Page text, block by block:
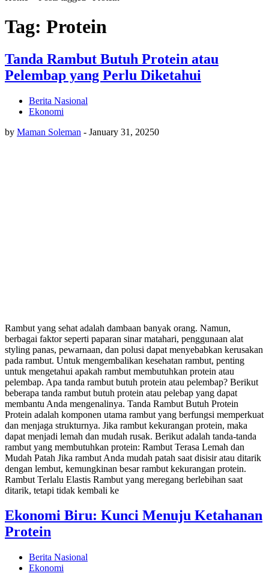
Tag: Protein
Tanda Rambut Butuh Protein atau
Pelembap yang Perlu Diketahui
Berita Nasional
Ekonomi
by Maman Soleman - January 31, 20250
Rambut yang sehat adalah dambaan banyak orang. Namun,
berbagai faktor seperti paparan sinar matahari, penggunaan alat
styling panas, pewarnaan, dan polusi dapat menyebabkan kerusakan
pada rambut. Untuk mengembalikan kesehatan rambut, penting
untuk mengetahui apakah rambut membutuhkan protein atau
pelembap. Apa tanda rambut butuh protein atau pelembap? Berikut
beberapa tanda rambut butuh protein atau pelebap yang dapat
membantu Anda mengenalinya. Tanda Rambut Butuh Protein
Protein adalah komponen utama rambut yang berfungsi memperkuat
dan menjaga strukturnya. Jika rambut kekurangan protein, maka
dapat menjadi lemah dan mudah rusak. Berikut adalah tanda-tanda
rambut yang membutuhkan protein: Rambut Terasa Lemah dan
Mudah Patah Jika rambut Anda mudah patah saat disisir atau ditarik
dengan lembut, kemungkinan besar rambut kekurangan protein.
Rambut Terlalu Elastis Rambut yang meregang berlebihan saat
ditarik, tetapi tidak kembali ke
Ekonomi Biru: Kunci Menuju Ketahanan
Protein
Berita Nasional
Ekonomi